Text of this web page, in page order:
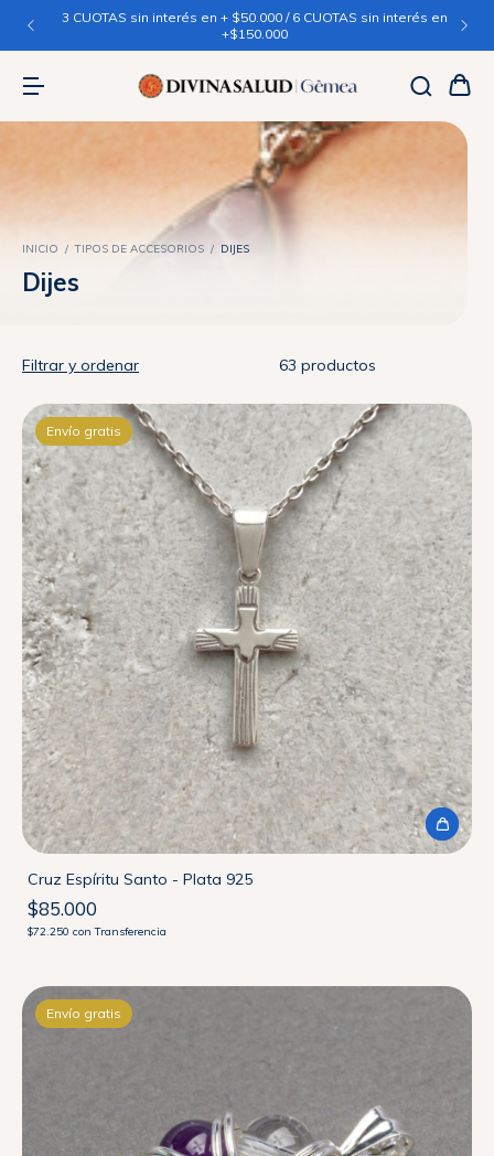
3 CUOTAS sin interés en + $50.000 / 6 CUOTAS sin interés en
+$150.000
INICIO / TIPOS DE ACCESORIOS / DIJES
Dijes
Filtrar y ordenar 63 productos
Envío gratis
Cruz Espíritu Santo - Plata 925
$85.000
$72.250 con Transferencia
Envío gratis